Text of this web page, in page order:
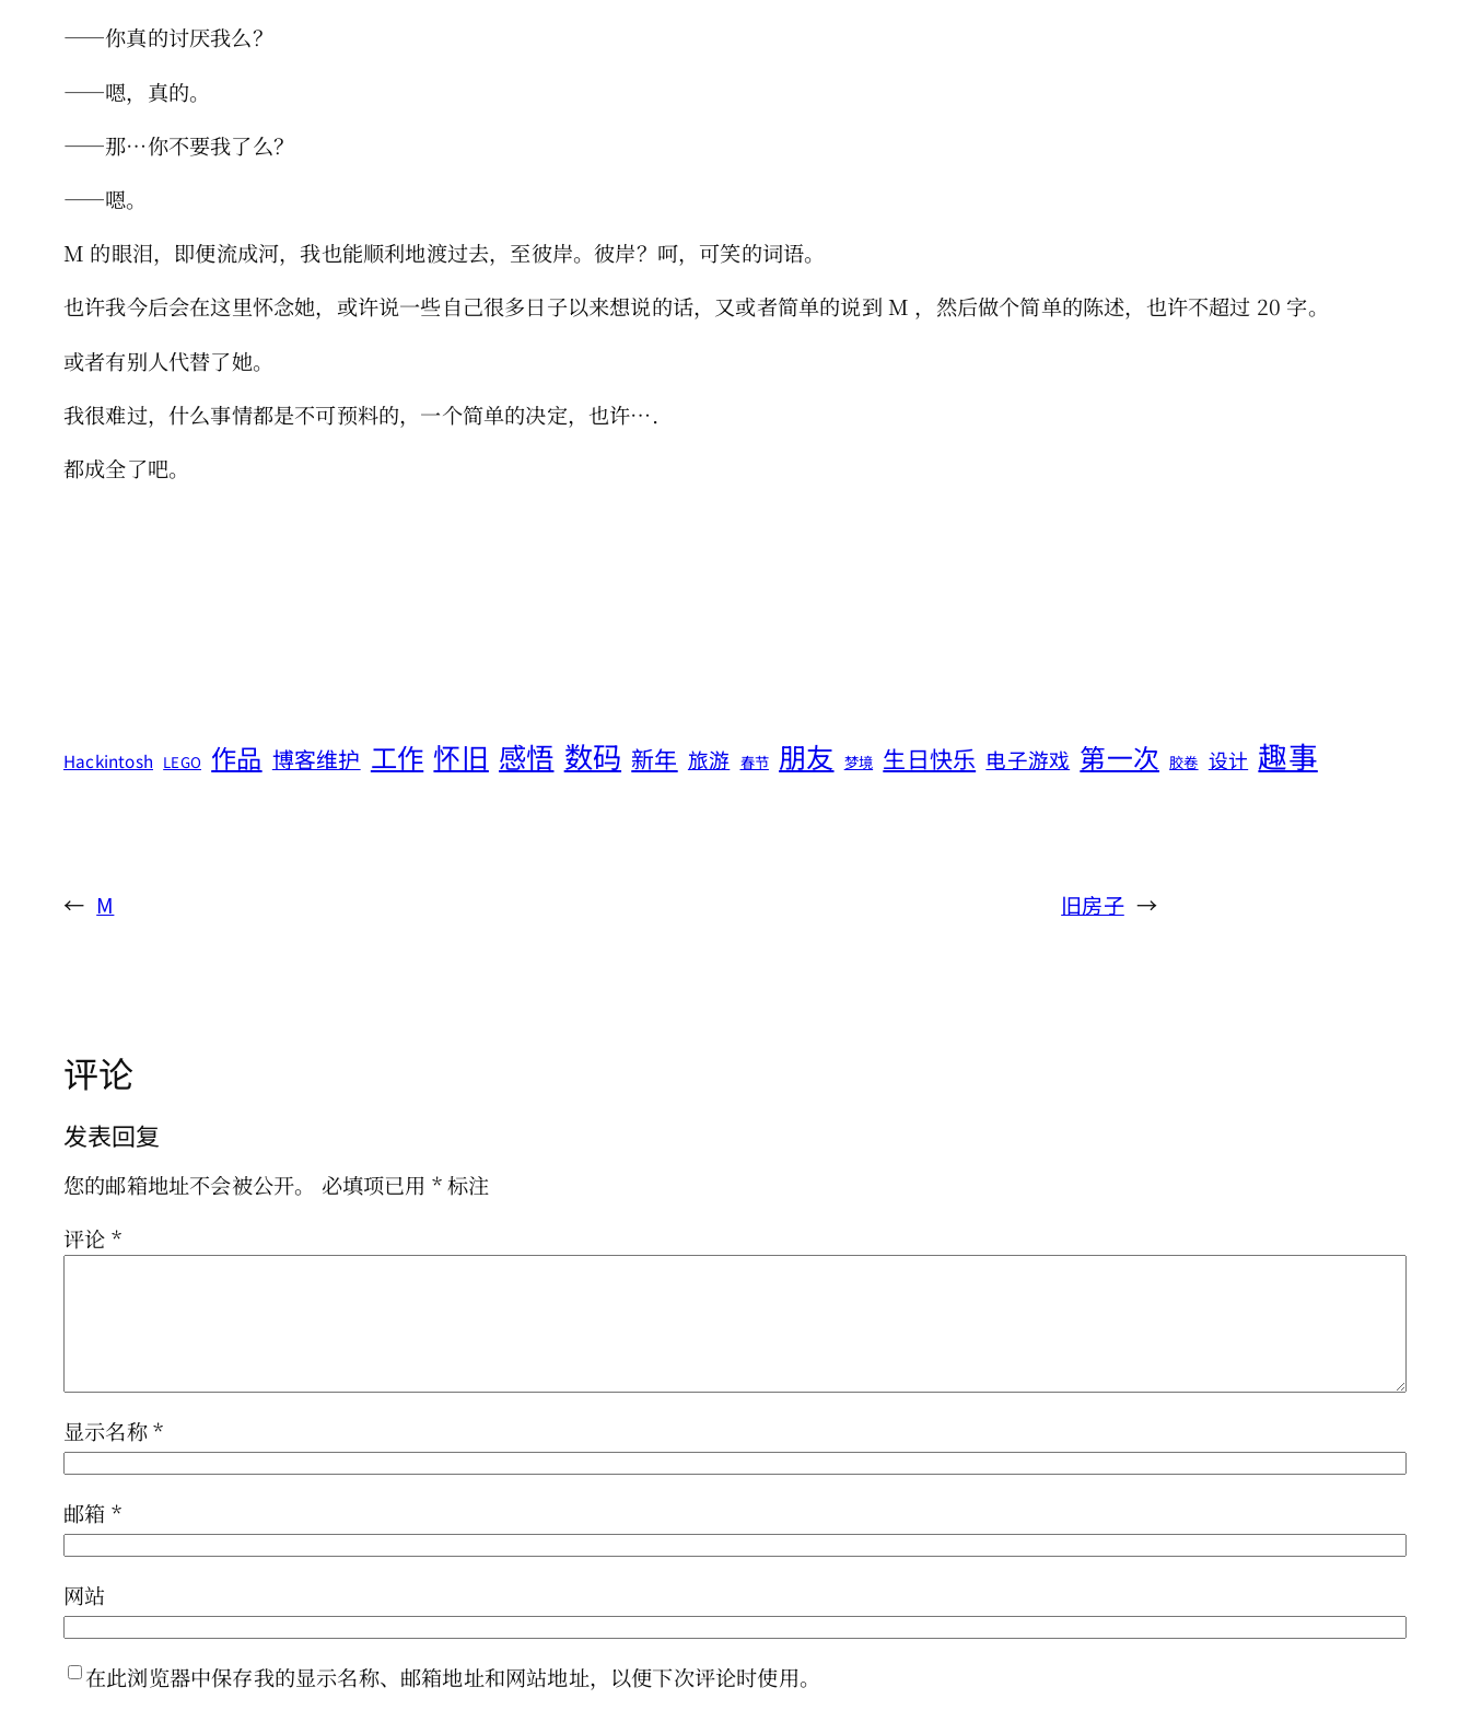
——你真的讨厌我么？
——嗯，真的。
——那…你不要我了么？
——嗯。
M 的眼泪，即便流成河，我也能顺利地渡过去，至彼岸。彼岸？呵，可笑的词语。
也许我今后会在这里怀念她，或许说一些自己很多日子以来想说的话，又或者简单的说到 M ，然后做个简单的陈述，也许不超过 20 字。
或者有别人代替了她。
我很难过，什么事情都是不可预料的，一个简单的决定，也许….
都成全了吧。
Hackintosh LEGO 作品 博客维护 工作 怀旧 感悟 数码 新年 旅游 春节 朋友 梦境 生日快乐 电子游戏 第一次 胶卷 设计 趣事
← M 旧房子 →
评论
发表回复
您的邮箱地址不会被公开。 必填项已用 *标注
评论 *
显示名称*
邮箱 *
网站
在此浏览器中保存我的显示名称、邮箱地址和网站地址，以便下次评论时使用。